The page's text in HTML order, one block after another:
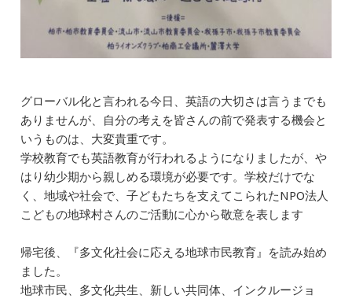
グローバル化と言われる今日、英語の大切さは言うまでも
ありませんが、自分の考えを皆さんの前で発表する機会と
いうものは、大変貴重です。
学校教育でも英語教育が行われるようになりましたが、や
はり幼少期から親しめる環境が必要です。学校だけでな
く、地域や社会で、子どもたちを支えてこられたNPO法人
こどもの地球村さんのご活動に心から敬意を表します
帰宅後、『多文化社会に応える地球市民教育』を読み始め
ました。
地球市民、多文化共生、新しい共同体、インクルージョ